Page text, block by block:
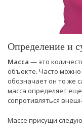
Определение и
Масса — это
объекте. Часто
обозначает он то же
масса определяет
сопротивляться
Массе присущи